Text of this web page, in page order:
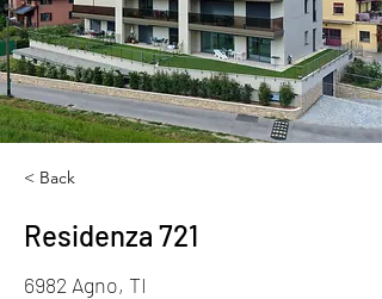
< Back
Residenza 721
6982 Agno, TI